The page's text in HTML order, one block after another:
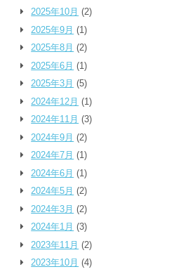
2025年10月 (2)
2025年9月 (1)
2025年8月 (2)
2025年6月 (1)
2025年3月 (5)
2024年12月 (1)
2024年11月 (3)
2024年9月 (2)
2024年7月 (1)
2024年6月 (1)
2024年5月 (2)
2024年3月 (2)
2024年1月 (3)
2023年11月 (2)
2023年10月 (4)